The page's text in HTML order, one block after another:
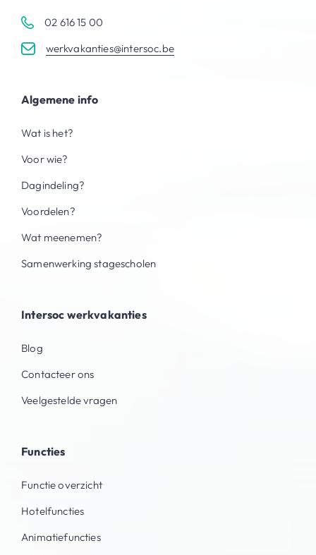
02 616 15 00
werkvakanties@intersoc.be
Algemene info
Wat is het?
Voor wie?
Dagindeling?
Voordelen?
Wat meenemen?
Samenwerking stagescholen
Intersoc werkvakanties
Blog
Contacteer ons
Veelgestelde vragen
Functies
Functie overzicht
Hotelfuncties
Animatiefuncties